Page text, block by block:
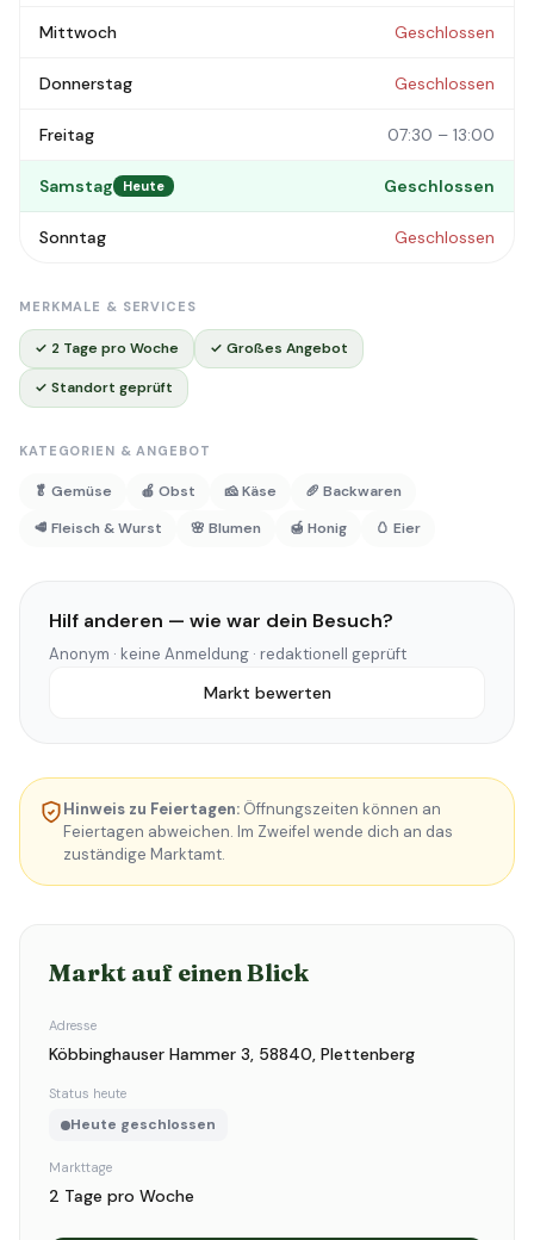
Mittwoch Geschlossen
Donnerstag Geschlossen
Freitag 07:30 – 13:00
Samstag Heute Geschlossen
Sonntag Geschlossen
MERKMALE & SERVICES
✓ 2 Tage pro Woche ✓ Großes Angebot
✓ Standort geprüft
KATEGORIEN & ANGEBOT
🥬 Gemüse 🍎 Obst 🧀 Käse
🥖 Backwaren
🥩 Fleisch & Wurst
🌸 Blumen 🍯 Honig 🥚 Eier
Hilf anderen — wie war dein Besuch?
Anonym · keine Anmeldung · redaktionell geprüft
Markt bewerten
Hinweis zu Feiertagen: Öffnungszeiten können an
Feiertagen abweichen. Im Zweifel wende dich an das
zuständige Marktamt.
Markt auf einen Blick
Adresse
Köbbinghauser Hammer 3, 58840, Plettenberg
Status heute
Heute geschlossen
Markttage
2 Tage pro Woche